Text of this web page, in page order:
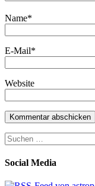
Name*
E-Mail*
Website
Suchen
nach:
Social Media